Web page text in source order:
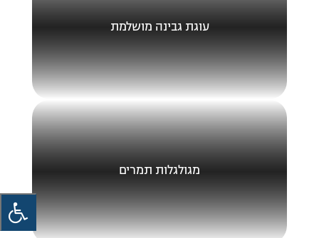
עוגת גבינה מושלמת
מגולגלות תמרים